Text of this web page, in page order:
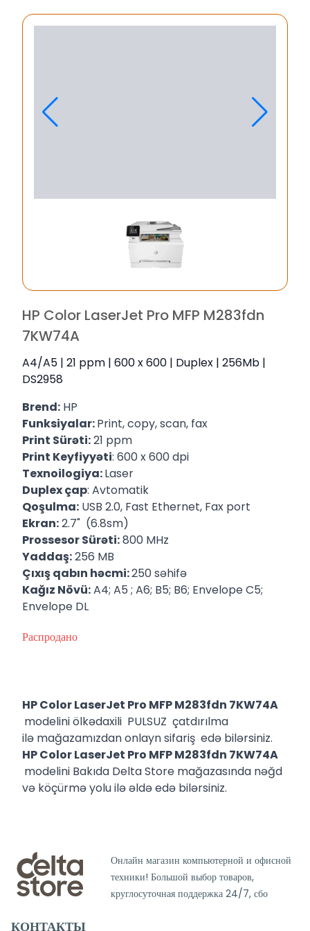
HP Color LaserJet Pro MFP M283fdn
7KW74A
A4/A5 | 21 ppm | 600 x 600 | Duplex | 256Mb |
DS2958
Brend: HP
Funksiyalar:Print, copy, scan, fax
Print Sürəti:21 ppm
Print Keyfiyyəti: 600 x 600 dpi
Texnoilogiya:Laser
Duplex çap: Avtomatik
Qoşulma: USB 2.0, Fast Ethernet, Fax port
Ekran:2.7" (6.8sm)
Prossesor Sürəti:800 MHz
Yaddaş:256 MB
Çıxış qabın həcmi:250 səhifə
Kağız Növü:A4; A5 ; A6; B5; B6; Envelope C5;
Envelope DL
Распродано
HP Color LaserJet Pro MFP M283fdn 7KW74A
modelini ölkədaxili PULSUZ çatdırılma
ilə mağazamızdan onlayn sifariş edə bilərsiniz.
HP Color LaserJet Pro MFP M283fdn 7KW74A
modelini Bakıda Delta Store mağazasında nəğd
və köçürmə yolu ilə əldə edə bilərsiniz.
Онлайн магазин компьютерной и офисной
техники! Большой выбор товаров,
круглосуточная поддержка 24/7, сбо
КОНТАКТЫ